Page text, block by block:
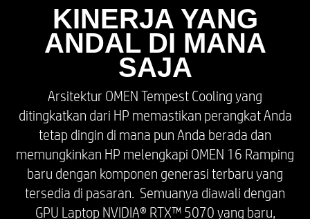
titik akses nirkabel publik terbatas. Wi-Fi 6 juga
kompatibel dengan spesifikasi 802.11 yang
terdahulu.
*Wi-Fi 6 dirancang untuk mendukung kecepatan
data gigabit saat mentransfer file antara dua
perangkat yang terhubung ke router yang
sama. Membutuhkan router nirkabel (dijual
terpisah) yang mendukung saluran 80 MHz dan
yang lebih tinggi.
Wi-Fi 6 (802.11ax) tidak didukung di Belarus
yang mengharuskan pengaturan Wi-Fi
dioptimalkan sesuai dengan persyaratan
KINERJA YANG
ANDAL DI MANA
SAJA
Arsitektur OMEN Tempest Cooling yang
ditingkatkan dari HP memastikan perangkat Anda
tetap dingin di mana pun Anda berada dan
memungkinkan HP melengkapi OMEN 16 Ramping
baru dengan komponen generasi terbaru yang
tersedia di pasaran. Semuanya diawali dengan
GPU Laptop NVIDIA® RTX™ 5070 yang baru,